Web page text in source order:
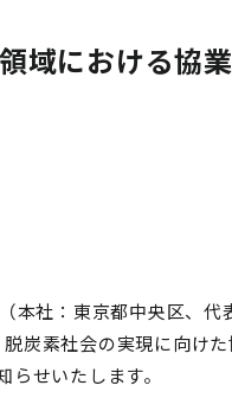
域における協
本社：東京都中央区、
炭素社会の実現に向け
せいたします。